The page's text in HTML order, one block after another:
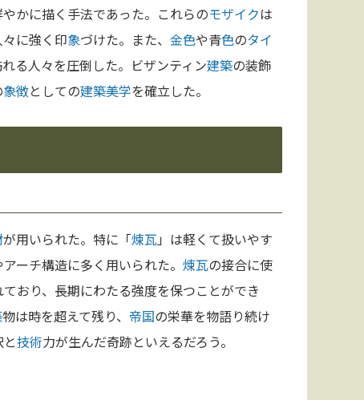
かに描く手法であった。これらのモザイクは
に強く印象づけた。また、 金色や青色のタイ
る人々を圧倒した。ビザンティン建築の装飾
象徴としての建築美学を確立した。
が用いられた。特に「煉瓦」は軽くて扱いやす
ーチ構造に多く用いられた。 煉瓦の接合に使
おり、長期にわたる強度を保つことができ
物は時を超えて残り、 帝国の栄華を物語り続け
技術力が生んだ奇跡といえるだろう。